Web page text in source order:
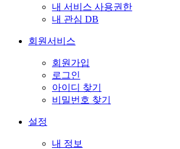
내 서비스 사용권한
내 관심 DB
회원서비스
회원가입
로그인
아이디 찾기
비밀번호 찾기
설정
내 정보